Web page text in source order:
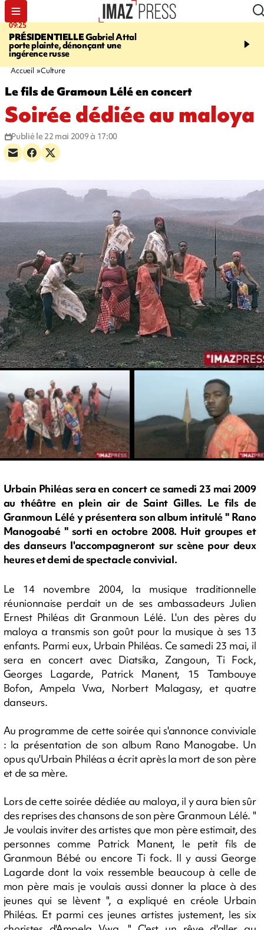
09:25
PRÉSIDENTIELLEGabriel Attal
porte plainte, dénonçant une
ingérence russe
11:43
accident après le virage
Accueil Culture
Le fils de Gramoun Lélé en concert
Soirée dédiée au maloya
Publié le 22 mai 2009 à 17:00
Urbain Philéas sera en concert ce samedi 23 mai 2009
au théâtre en plein air de Saint Gilles. Le fils de
Granmoun Lélé y présentera son album intitulé " Rano
Manogoabé " sorti en octobre 2008. Huit groupes et
des danseurs l'accompagneront sur scène pour deux
heures et demi de spectacle convivial.
Le 14 novembre 2004, la musique traditionnelle
réunionnaise perdait un de ses ambassadeurs Julien
Ernest Philéas dit Granmoun Lélé. L'un des pères du
maloya a transmis son goût pour la musique à ses 13
enfants. Parmi eux, Urbain Philéas. Ce samedi 23 mai, il
sera en concert avec Diatsika, Zangoun, Ti Fock,
Georges Lagarde, Patrick Manent, 15 Tambouye
Bofon, Ampela Vwa, Norbert Malagasy, et quatre
danseurs.
Au programme de cette soirée qui s'annonce conviviale
: la présentation de son album Rano Manogabe. Un
opus qu'Urbain Philéas a écrit après la mort de son père
et de sa mère.
Lors de cette soirée dédiée au maloya, il y aura bien sûr
des reprises des chansons de son père Granmoun Lélé. "
Je voulais inviter des artistes que mon père estimait, des
personnes comme Patrick Manent, le petit fils de
Granmoun Bébé ou encore Ti fock. Il y aussi George
Lagarde dont la voix ressemble beaucoup à celle de
mon père mais je voulais aussi donner la place à des
jeunes qui se lèvent ", a expliqué en créole Urbain
Philéas. Et parmi ces jeunes artistes justement, les six